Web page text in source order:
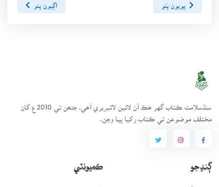
پويون پَنو اڳيون پنو
سنڌسلامت ڪتاب گهر ھڪ آن لائين لائبريري آھي، جنھن تي 2010ع کان
مختلف موضوعن تي ڪتاب رکيا پيا وڃن.
ڳنڍجو ڪميونٽي